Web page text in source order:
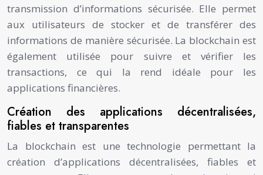
transmission d’informations sécurisée. Elle permet
aux utilisateurs de stocker et de transférer des
informations de manière sécurisée. La blockchain est
également utilisée pour suivre et vérifier les
transactions, ce qui la rend idéale pour les
applications financières.
Création des applications décentralisées,
fiables et transparentes
La blockchain est une technologie permettant la
création d’applications décentralisées, fiables et